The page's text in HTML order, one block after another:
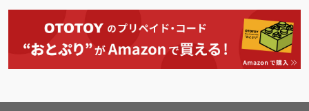
に、エンジニアの保土
田剛氏による新たなミ
ックス／マスタリング
を実施。
レオマスターをもと
に、エンジニアの保土
田剛氏による新たなミ
ックス／マスタリング
を実施。